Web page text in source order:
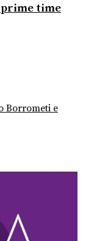
time
Borrometi e